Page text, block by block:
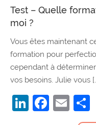
Test – Quelle
moi ?
Vous êtes maintenant
formation pour
cependant à
vos besoins. Julie vous
LinkedIn